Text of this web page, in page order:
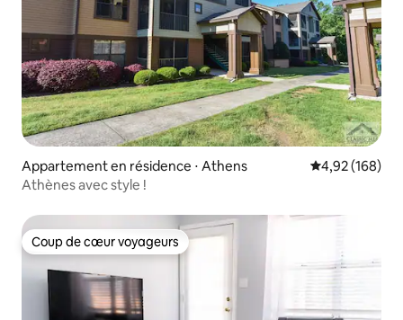
Appartement en résidence ⋅ Athens Évaluation
4,92 (168)
Athènes avec style !
Coup de cœur voyageurs
Coup de cœur voyageurs